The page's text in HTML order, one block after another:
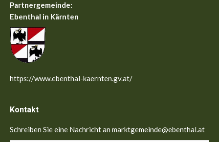
Partnergemeinde:
Ebenthal in Kärnten
https://www.ebenthal-kaernten.gv.at/
Kontakt
Schreiben Sie eine Nachricht an marktgemeinde@ebenthal.at